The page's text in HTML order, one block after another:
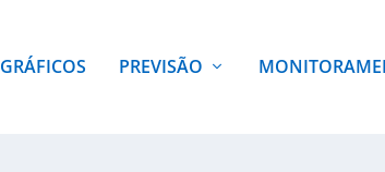
GRÁFICOS PREVISÃO